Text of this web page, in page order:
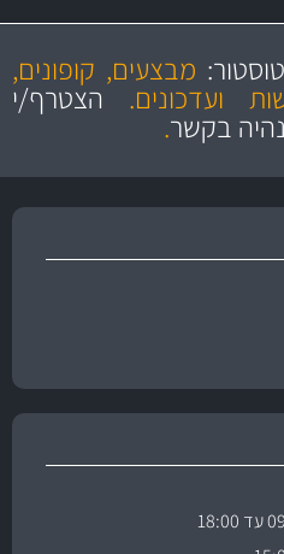
מחירים
הוגנים
והיצע מוצרים איכותי
מבצעים, קופונים,
ועדכונים.הצטרף/י
בקשר.